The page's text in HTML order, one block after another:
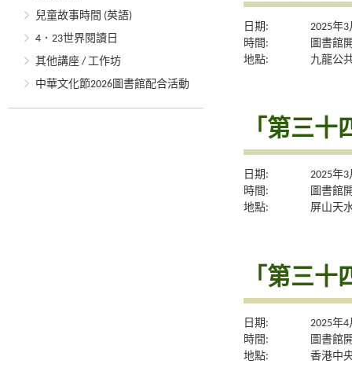
兒童故事時間 (英語)
4．23世界閱讀日
其他講座 / 工作坊
中華文化節2026圖書館配合活動
日期:
2025年
時間:
圖書館
地點:
九龍公
「第三
日期:
2025年
時間:
圖書館
地點:
屏山天
「第三
日期:
2025年
時間:
圖書館
地點:
香港中